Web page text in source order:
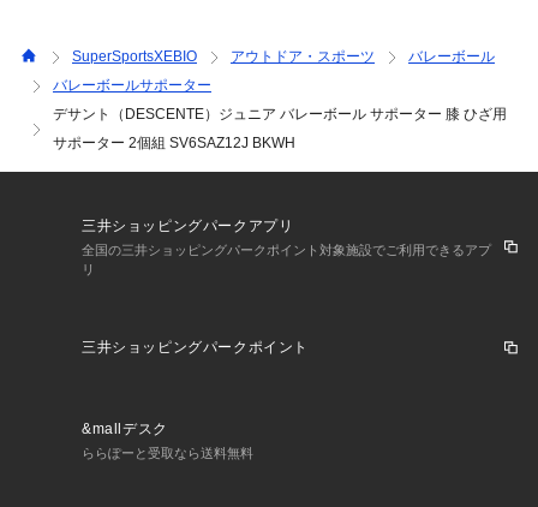
SAZ12J BKWH キッズ きっず 肉厚 2個 衝撃吸収 カバー 広範
囲 フィット 協会公認 屋内コート 屋内 体育館 練習 トレーニン
グ 部活 クラブ ブラック ホワイト
SuperSportsXEBIO アウトドア・スポーツ
バレーボール
バレーボールサポーター
デサント（DESCENTE）ジュニア バレーボール サポーター 膝 ひざ用
サポーター 2個組 SV6SAZ12J BKWH
三井ショッピングパークアプリ
全国の三井ショッピングパークポイント対象施設でご利用できるアプ
リ
三井ショッピングパークポイント
&mallデスク
ららぽーと受取なら送料無料